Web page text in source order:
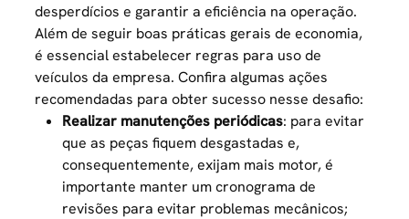
desperdícios e garantir a eficiência na operação.
Além de seguir boas práticas gerais de economia,
é essencial estabelecer regras para uso de
veículos da empresa. Confira algumas ações
recomendadas para obter sucesso nesse desafio:
Realizar manutenções periódicas: para evitar
que as peças fiquem desgastadas e,
consequentemente, exijam mais motor, é
importante manter um cronograma de
revisões para evitar problemas mecânicos;